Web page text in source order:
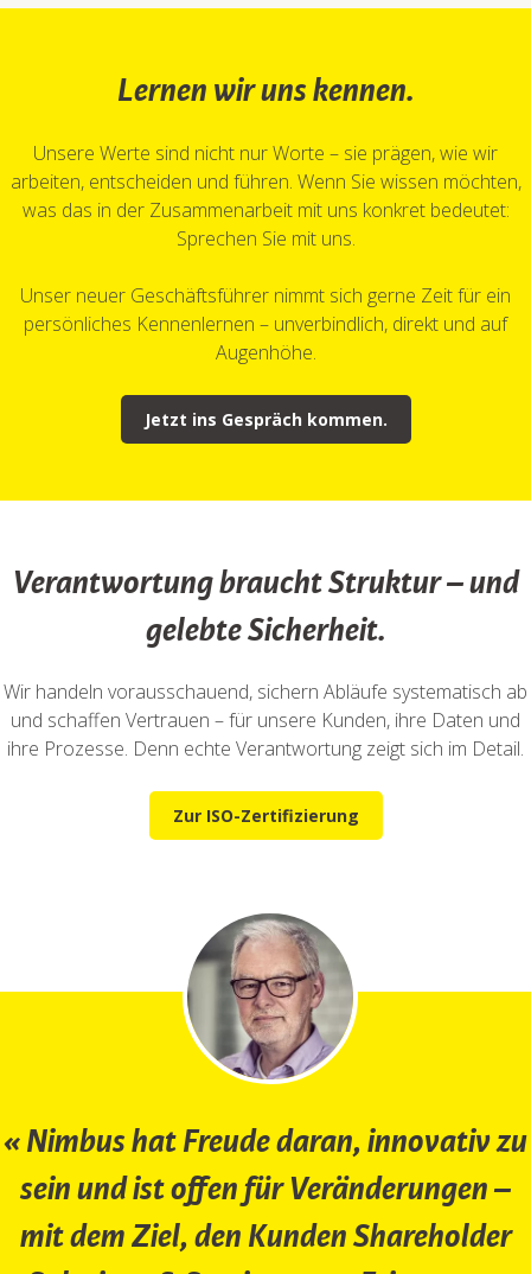
Lernen wir uns kennen.
Unsere Werte sind nicht nur Worte – sie prägen, wie wir
arbeiten, entscheiden und führen. Wenn Sie wissen möchten,
was das in der Zusammenarbeit mit uns konkret bedeutet:
Sprechen Sie mit uns.
Unser neuer Geschäftsführer nimmt sich gerne Zeit für ein
persönliches Kennenlernen – unverbindlich, direkt und auf
Augenhöhe.
Jetzt ins Gespräch kommen.
Verantwortung braucht Struktur – und
gelebte Sicherheit.
Wir handeln vorausschauend, sichern Abläufe systematisch ab
und schaffen Vertrauen – für unsere Kunden, ihre Daten und
ihre Prozesse. Denn echte Verantwortung zeigt sich im Detail.
Zur ISO-Zertifizierung
Nimbus hat Freude daran, innovativ zu
sein und ist offen für Veränderungen –
mit dem Ziel, den Kunden Shareholder